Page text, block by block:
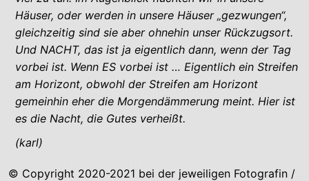
Häuser, oder werden in unsere Häuser „gezwungen“,
gleichzeitig sind sie aber ohnehin unser Rückzugsort.
Und NACHT, das ist ja eigentlich dann, wenn der Tag
vorbei ist. Wenn ES vorbei ist … Eigentlich ein Streifen
am Horizont, obwohl der Streifen am Horizont
gemeinhin eher die Morgendämmerung meint. Hier ist
es die Nacht, die Gutes verheißt.
(karl)
© Copyright 2020-2021 bei der jeweiligen Fotografin /